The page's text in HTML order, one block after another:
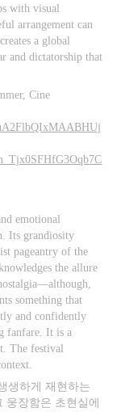
with visual
arrangement can
a global
and dictatorship that
Cine
emotional
Its grandiosity
pageantry of the
the allure
something that
and confidently
fanfare. It is a
The festival
생하게 재현하는
장함은 초현실에